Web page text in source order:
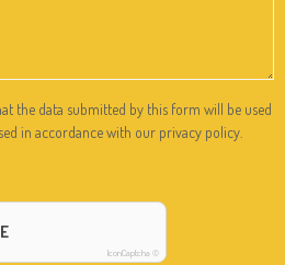
the data submitted by this form will be used
in accordance with our privacy policy.
IconCaptcha ©